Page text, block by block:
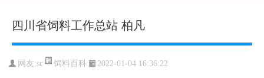
四川省饲料工作总站 柏凡
网友:sc 饲料百科 2022-01-04 16:36:22